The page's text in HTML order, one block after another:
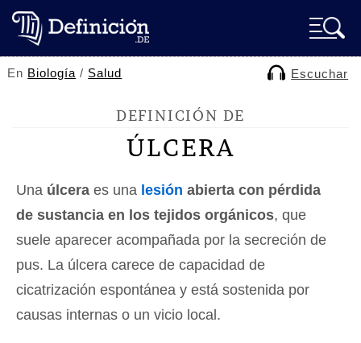
En Biología / Salud Escuchar
DEFINICIÓN DE
ÚLCERA
Una úlcera es una lesión abierta con pérdida
de sustancia en los tejidos orgánicos, que
suele aparecer acompañada por la secreción de
pus. La úlcera carece de capacidad de
cicatrización espontánea y está sostenida por
causas internas o un vicio local.